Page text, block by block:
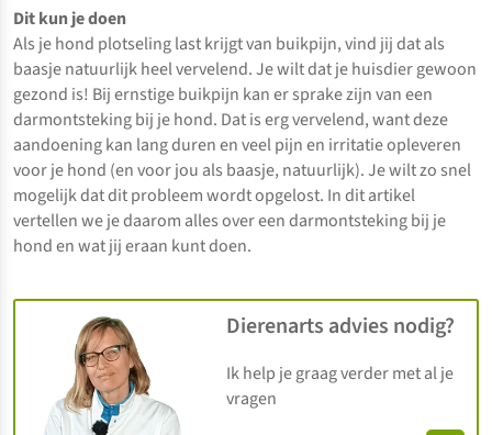
Dit kun je doen
Als je hond plotseling last krijgt van buikpijn, vind jij dat als
baasje natuurlijk heel vervelend. Je wilt dat je huisdier gewoon
gezond is! Bij ernstige buikpijn kan er sprake zijn van een
darmontsteking bij je hond. Dat is erg vervelend, want deze
aandoening kan lang duren en veel pijn en irritatie opleveren
voor je hond (en voor jou als baasje, natuurlijk). Je wilt zo snel
mogelijk dat dit probleem wordt opgelost. In dit artikel
vertellen we je daarom alles over een darmontsteking bij je
hond en wat jij eraan kunt doen.
Dierenarts advies nodig?
Ik help je graag verder met al je
vragen